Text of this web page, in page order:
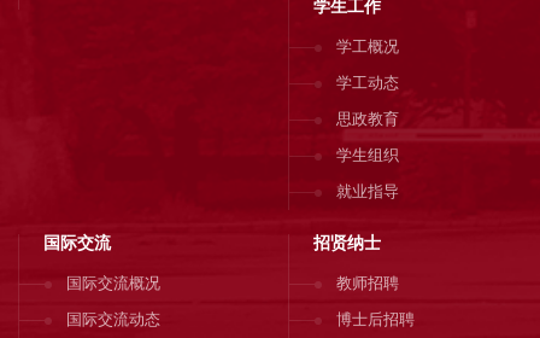
学生工作
学工概况
学工动态
思政教育
学生组织
就业指导
国际交流
国际交流概况
国际交流动态
招贤纳士
教师招聘
博士后招聘